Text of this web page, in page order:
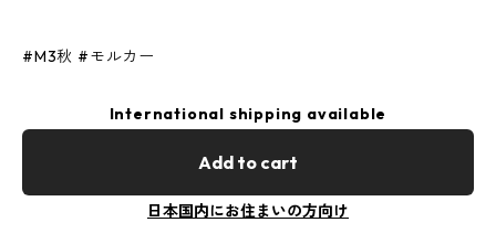
#M3秋 #モルカー
International shipping available
Add to cart
日本国内にお住まいの方向け